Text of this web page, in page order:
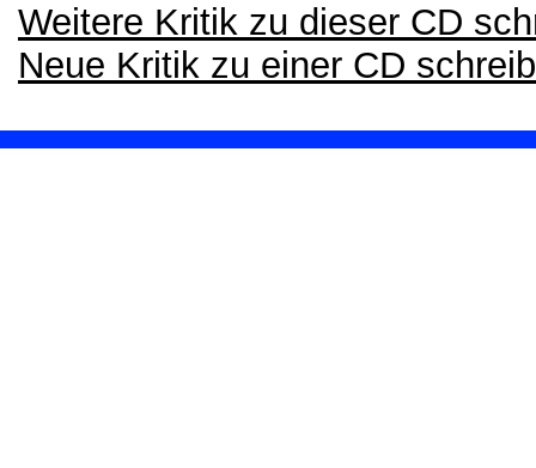
Weitere Kritik zu dieser CD
Neue Kritik zu einer CD